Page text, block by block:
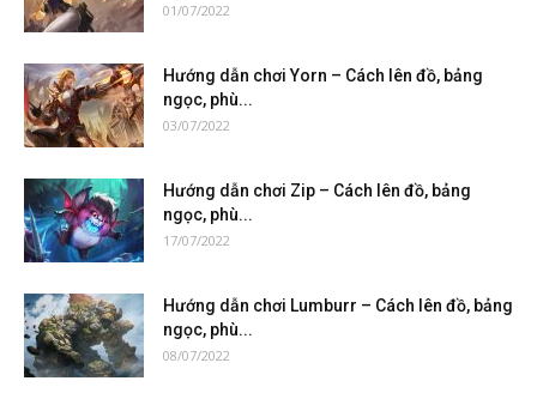
01/07/2022
Hướng dẫn chơi Yorn – Cách lên đồ, bảng
ngọc, phù...
03/07/2022
Hướng dẫn chơi Zip – Cách lên đồ, bảng
ngọc, phù...
17/07/2022
Hướng dẫn chơi Lumburr – Cách lên đồ, bảng
ngọc, phù...
08/07/2022